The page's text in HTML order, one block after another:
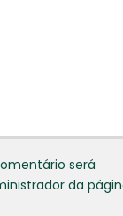
será
da